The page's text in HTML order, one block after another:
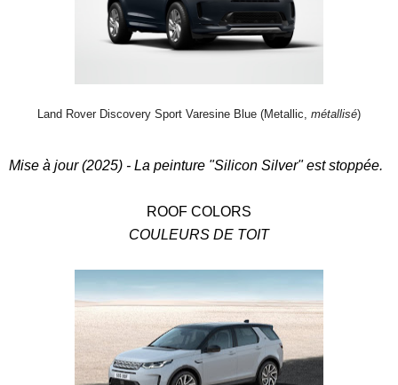
Land Rover Discovery Sport Varesine Blue (Metallic, métallisé)
Mise à jour (2025) - La peinture "Silicon Silver" est stoppée.
ROOF COLORS
COULEURS DE TOIT